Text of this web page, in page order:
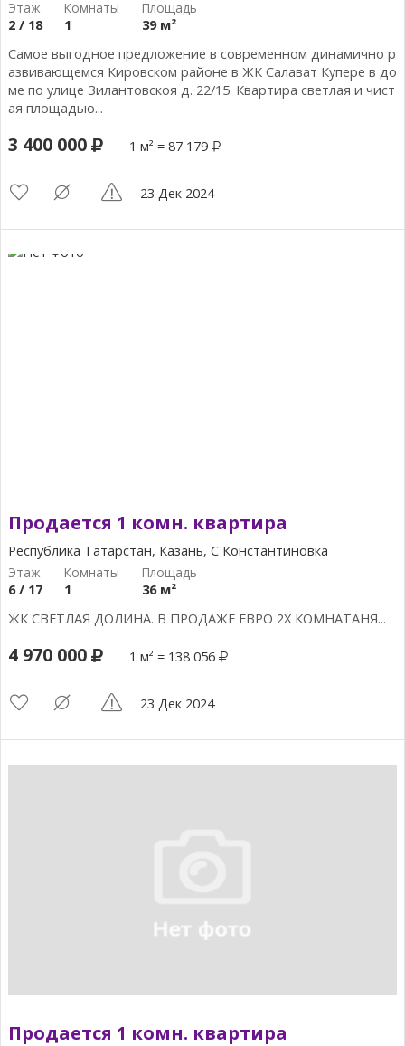
2 / 18 1
39 м²
Самое выгодное предложение в современном динамично р
азвивающемся Кировском районе в ЖК Салават Купере в до
ме по улице Зилантовскоя д. 22/15. Квартира светлая и чист
ая площадью...
3 400 000 1 м² = 87 179
23 Дек 2024
Продается 1 комн. квартира
Республика Татарстан, Казань, С Константиновка
6 / 17 1
36 м²
ЖК СВЕТЛАЯ ДОЛИНА. В ПРОДАЖЕ ЕВРО 2Х КОМНАТАНЯ...
4 970 000 1 м² = 138 056
23 Дек 2024
Продается 1 комн. квартира